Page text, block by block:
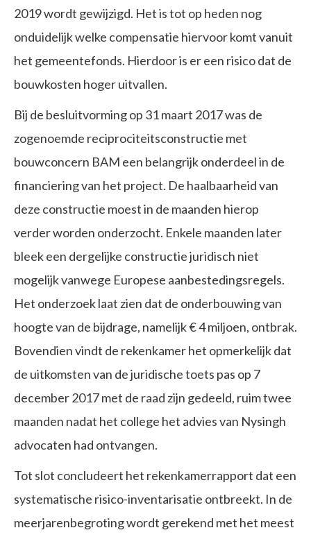
2019 wordt gewijzigd. Het is tot op heden nog
onduidelijk welke compensatie hiervoor komt vanuit
het gemeentefonds. Hierdoor is er een risico dat de
bouwkosten hoger uitvallen.
Bij de besluitvorming op 31 maart 2017 was de
zogenoemde reciprociteitsconstructie met
bouwconcern BAM een belangrijk onderdeel in de
financiering van het project. De haalbaarheid van
deze constructie moest in de maanden hierop
verder worden onderzocht. Enkele maanden later
bleek een dergelijke constructie juridisch niet
mogelijk vanwege Europese aanbestedingsregels.
Het onderzoek laat zien dat de onderbouwing van
hoogte van de bijdrage, namelijk € 4 miljoen, ontbrak.
Bovendien vindt de rekenkamer het opmerkelijk dat
de uitkomsten van de juridische toets pas op 7
december 2017 met de raad zijn gedeeld, ruim twee
maanden nadat het college het advies van Nysingh
advocaten had ontvangen.
Tot slot concludeert het rekenkamerrapport dat een
systematische risico-inventarisatie ontbreekt. In de
meerjarenbegroting wordt gerekend met het meest